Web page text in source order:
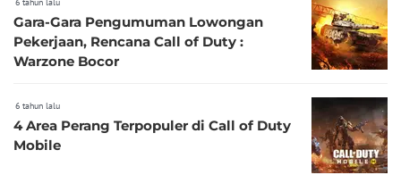
Gara-Gara Pengumuman Lowongan
Pekerjaan, Rencana Call of Duty :
Warzone Bocor
6 tahun lalu
4 Area Perang Terpopuler di Call of Duty
Mobile